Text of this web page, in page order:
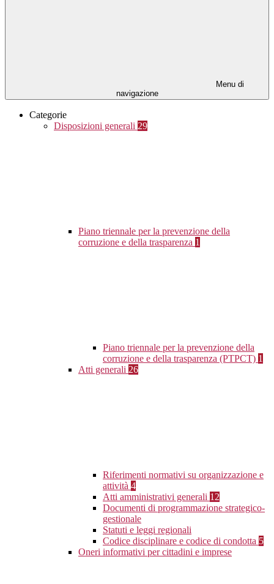
Menu di
navigazione
Categorie
Disposizioni generali 29
Piano triennale per la prevenzione della
corruzione e della trasparenza 1
Piano triennale per la prevenzione della
corruzione e della trasparenza (PTPCT) 1
Atti generali 26
Riferimenti normativi su organizzazione e
attività 4
Atti amministrativi generali 12
Documenti di programmazione strategico-
gestionale
Statuti e leggi regionali
Codice disciplinare e codice di condotta 5
Oneri informativi per cittadini e imprese